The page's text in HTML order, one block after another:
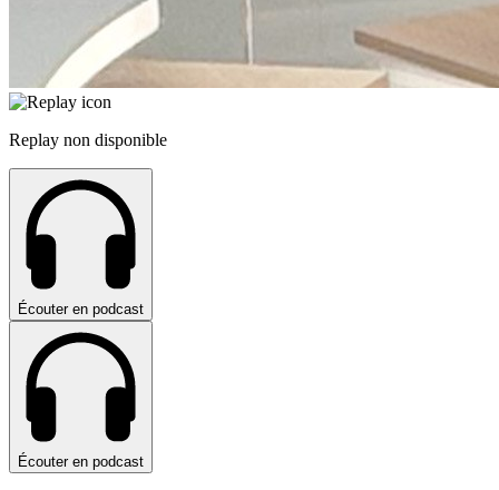
Replay non disponible
Écouter en podcast
Écouter en podcast